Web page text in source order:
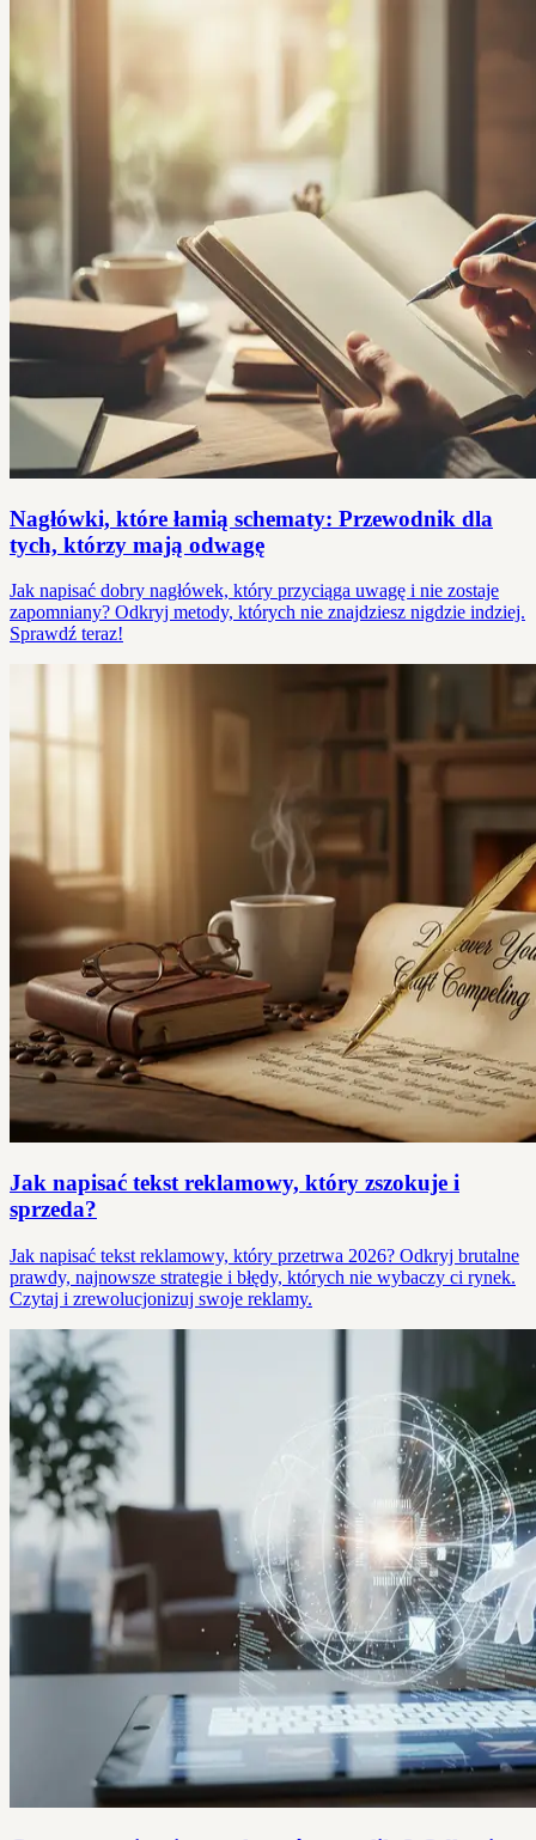
Nagłówki, które łamią schematy: Przewodnik dla
tych, którzy mają odwagę
Jak napisać dobry nagłówek, który przyciąga uwagę i nie zostaje
zapomniany? Odkryj metody, których nie znajdziesz nigdzie indziej.
Sprawdź teraz!
Jak napisać tekst reklamowy, który zszokuje i
sprzeda?
Jak napisać tekst reklamowy, który przetrwa 2026? Odkryj brutalne
prawdy, najnowsze strategie i błędy, których nie wybaczy ci rynek.
Czytaj i zrewolucjonizuj swoje reklamy.